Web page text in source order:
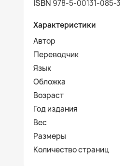
ISBN 978-5-00131-085-3
Характеристики
Автор
Переводчик
Язык
Обложка
Возраст
Год издания
Вес
Размеры
Количество страниц